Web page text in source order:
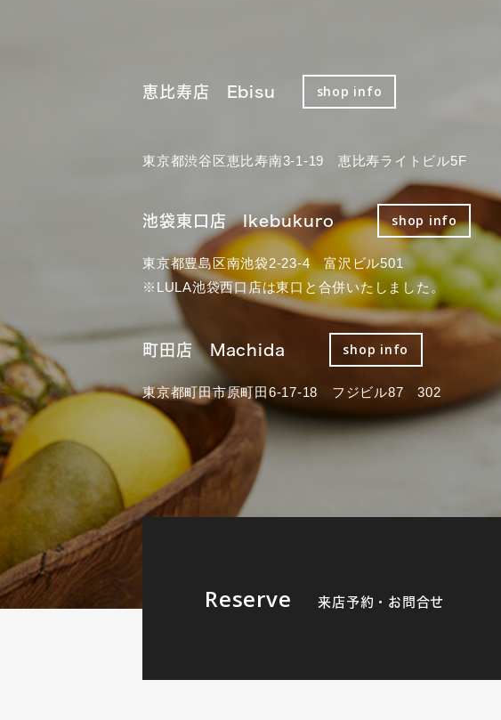
恵比寿店 Ebisu shop info
東京都渋谷区恵比寿南3-1-19 恵比寿ライトビル5F
池袋東口店 Ikebukuro shop info
東京都豊島区南池袋2-23-4 富沢ビル501
※LULA池袋西口店は東口と合併いたしました。
町田店 Machida shop info
東京都町田市原町田6-17-18 フジビル87 302
Reserve 来店予約・お問合せ